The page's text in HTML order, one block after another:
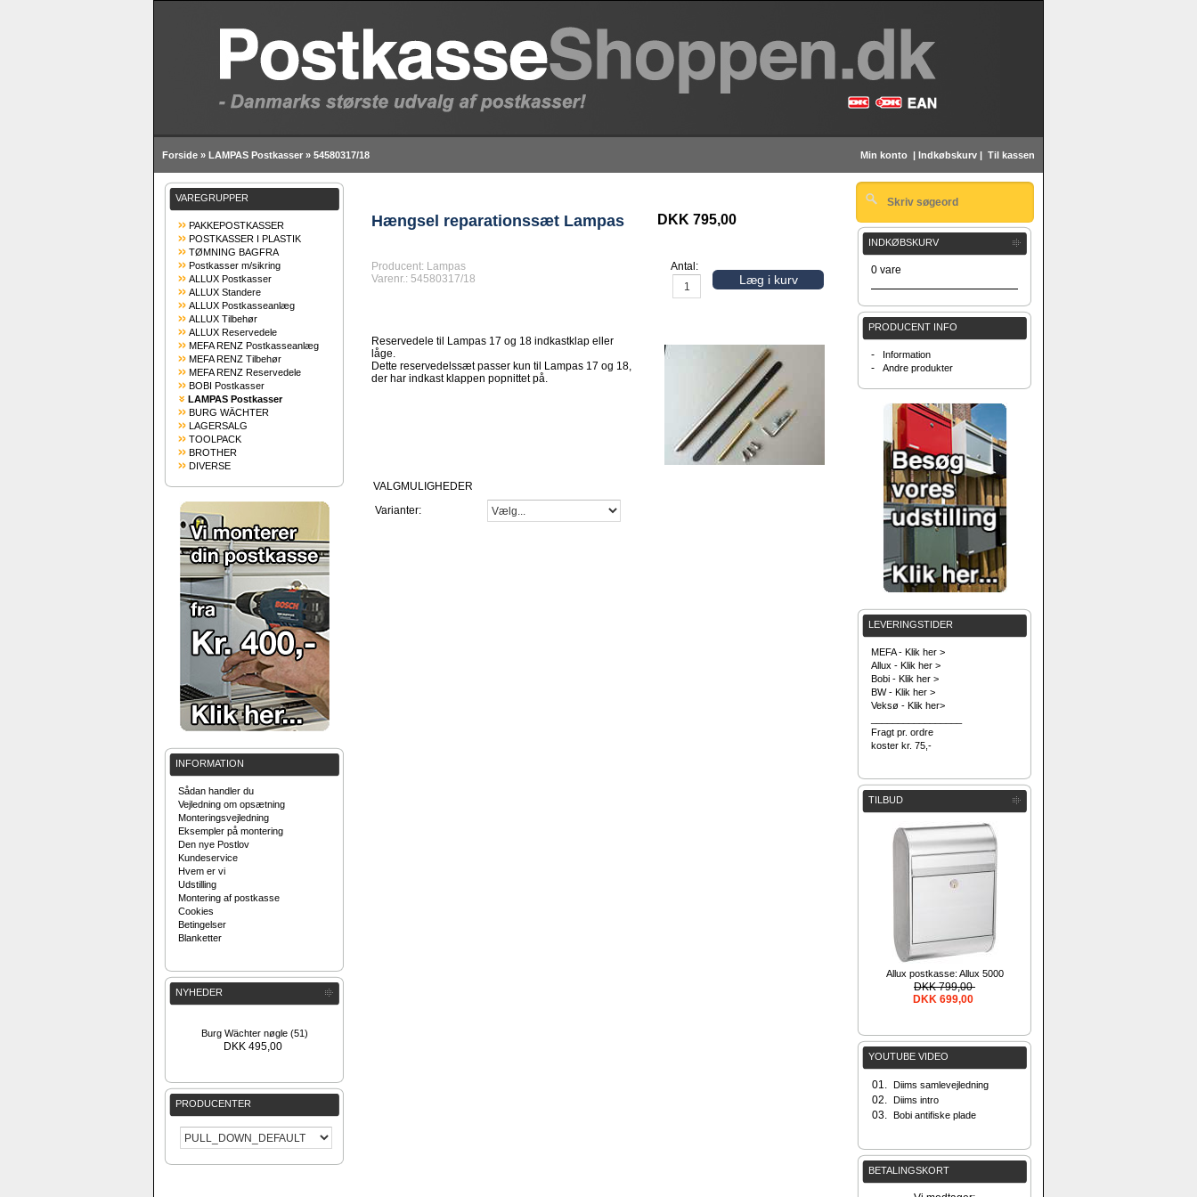
Forside » LAMPAS Postkasser » 54580317/18 Min konto | Indkøbskurv | Til kassen
VAREGRUPPER
PAKKEPOSTKASSER
POSTKASSER I PLASTIK
TØMNING BAGFRA
Postkasser m/sikring
ALLUX Postkasser
ALLUX Standere
ALLUX Postkasseanlæg
ALLUX Tilbehør
ALLUX Reservedele
MEFA RENZ Postkasseanlæg
MEFA RENZ Tilbehør
MEFA RENZ Reservedele
BOBI Postkasser
LAMPAS Postkasser
BURG WÄCHTER
LAGERSALG
TOOLPACK
BROTHER
DIVERSE
INFORMATION
Sådan handler du
Vejledning om opsætning
Monteringsvejledning
Eksempler på montering
Den nye Postlov
Kundeservice
Hvem er vi
Udstilling
Montering af postkasse
Cookies
Betingelser
Blanketter
NYHEDER
Burg Wächter nøgle (51)
DKK 495,00
PRODUCENTER
Hængsel reparationssæt Lampas
Producent: Lampas
Varenr.: 54580317/18
Reservedele til Lampas 17 og 18 indkastklap eller
låge.
Dette reservedelssæt passer kun til Lampas 17 og 18,
der har indkast klappen popnittet på.
VALGMULIGHEDER
Varianter:
DKK 795,00
Antal:
Læg i kurv
INDKØBSKURV
0 vare
PRODUCENT INFO
- Information
- Andre produkter
LEVERINGSTIDER
MEFA - Klik her >
Allux - Klik her >
Bobi - Klik her >
BW - Klik her >
Veksø - Klik her>
Fragt pr. ordre
koster kr. 75,-
TILBUD
Allux postkasse: Allux 5000
DKK 799,00
DKK 699,00
YOUTUBE VIDEO
01. Diims samlevejledning
02. Diims intro
03. Bobi antifiske plade
BETALINGSKORT